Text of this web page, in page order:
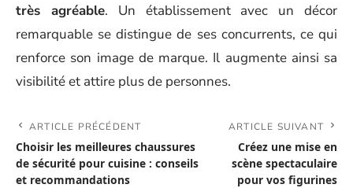
très agréable. Un établissement avec un décor
remarquable se distingue de ses concurrents, ce qui
renforce son image de marque. Il augmente ainsi sa
visibilité et attire plus de personnes.
ARTICLE PRÉCÉDENT
Choisir les meilleures chaussures
de sécurité pour cuisine : conseils
et recommandations
ARTICLE SUIVANT
Créez une mise en
scène spectaculaire
pour vos figurines